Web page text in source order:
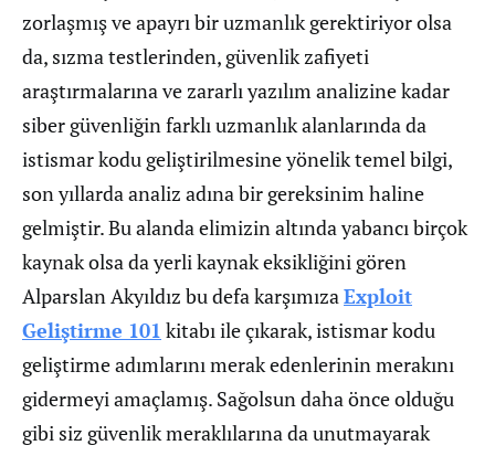
zorlaşmış ve apayrı bir uzmanlık gerektiriyor olsa
da, sızma testlerinden, güvenlik zafiyeti
araştırmalarına ve zararlı yazılım analizine kadar
siber güvenliğin farklı uzmanlık alanlarında da
istismar kodu geliştirilmesine yönelik temel bilgi,
son yıllarda analiz adına bir gereksinim haline
gelmiştir. Bu alanda elimizin altında yabancı birçok
kaynak olsa da yerli kaynak eksikliğini gören
Alparslan Akyıldız bu defa karşımızaExploit
Geliştirme 101 kitabı ile çıkarak, istismar kodu
geliştirme adımlarını merak edenlerinin merakını
gidermeyi amaçlamış. Sağolsun daha önce olduğu
gibi siz güvenlik meraklılarına da unutmayarak